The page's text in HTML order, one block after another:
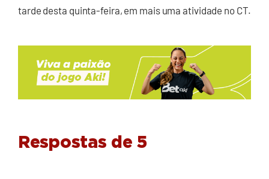
tarde desta quinta-feira, em mais uma atividade no CT.
Respostas de 5